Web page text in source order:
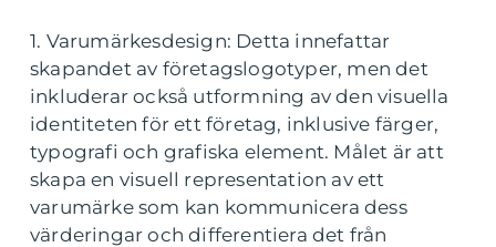
1. Varumärkesdesign: Detta innefattar
skapandet av företagslogotyper, men det
inkluderar också utformning av den visuella
identiteten för ett företag, inklusive färger,
typografi och grafiska element. Målet är att
skapa en visuell representation av ett
varumärke som kan kommunicera dess
värderingar och differentiera det från